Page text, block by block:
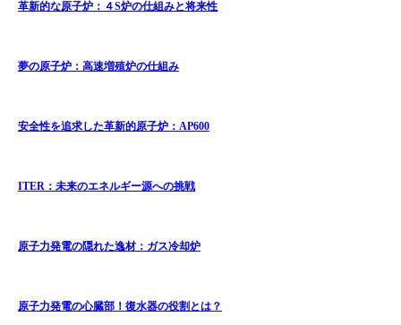
革新的な原子炉：４S炉の仕組みと将来性
夢の原子炉：高速増殖炉の仕組み
安全性を追求した革新的原子炉：AP600
ITER：未来のエネルギー源への挑戦
原子力発電の隠れた逸材：ガス冷却炉
原子力発電の心臓部！復水器の役割とは？